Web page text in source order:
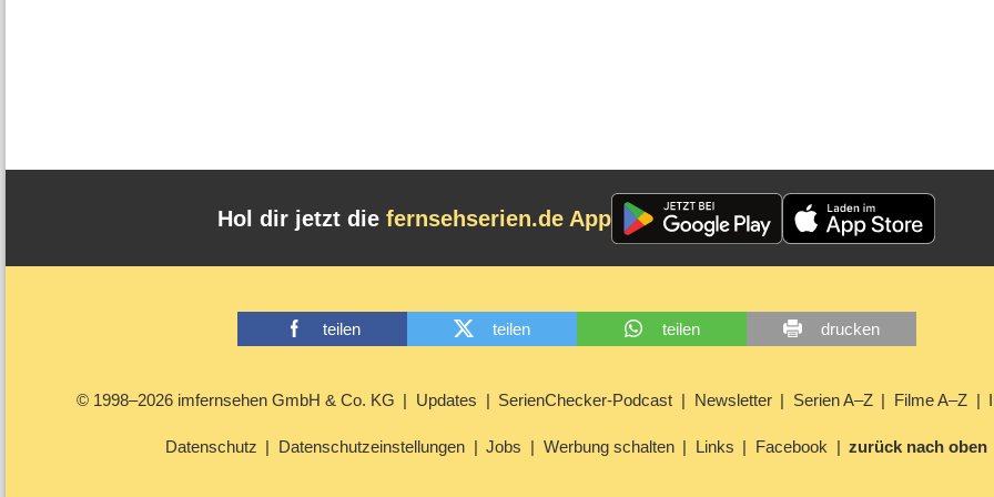
Hol dir jetzt die fernsehserien.de App
teilen teilen teilen drucken
© 1998–2026 imfernsehen GmbH & Co. KG Updates SerienChecker-Podcast Newsletter Serien A–Z Filme A–Z
Datenschutz Datenschutzeinstellungen Jobs Werbung schalten Links Facebook zurück nach oben